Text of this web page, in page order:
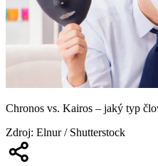
Chronos vs. Kairos –⁠ jaký typ
Zdroj: Elnur / Shutterstock